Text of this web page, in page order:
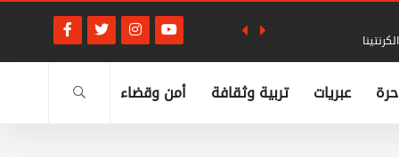
أمن وقضاء تربية وثقافة عبريات